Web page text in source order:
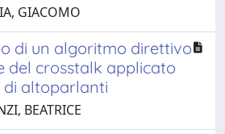
GIACOMO
di un algoritmo direttivo
del crosstalk applicato
altoparlanti
BEATRICE